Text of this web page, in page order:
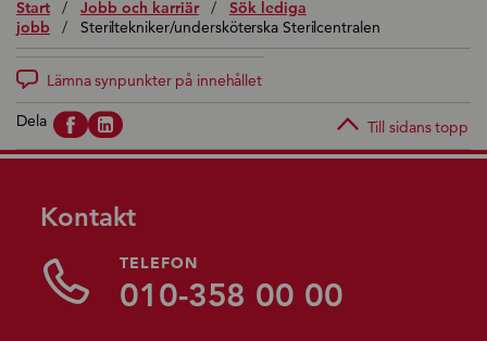
Start / Jobb och karriär /
Sök lediga
jobb
/ Steriltekniker/undersköterska Sterilcentralen
Lämna synpunkter på innehållet
Dela Till sidans topp
Kontakt
TELEFON
010-358 00 00